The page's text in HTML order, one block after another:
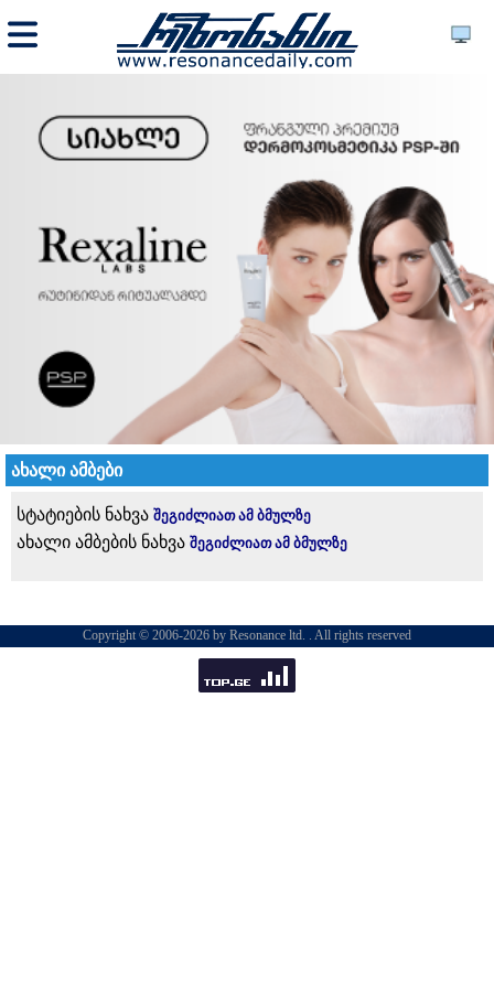
ახალი ამბები
სტატიების ნახვა შეგიძლიათ ამ ბმულზე
ახალი ამბების ნახვა შეგიძლიათ ამ ბმულზე
Copyright © 2006-2026 by Resonance ltd. . All rights reserved